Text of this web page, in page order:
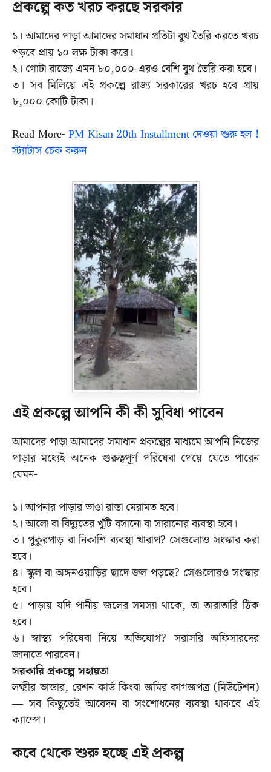
প্রকল্পে কত খরচ করছে সরকার
১। আমাদের পাড়া আমাদের সমাধান প্রতিটা বুথ তৈরি করতে খরচ
পড়বে প্রায় ১০ লক্ষ টাকা করে।
২। গোটা রাজ্যে এমন ৮০,০০০-এরও বেশি বুথ তৈরি করা হবে।
৩। সব মিলিয়ে এই প্রকল্পে রাজ্য সরকারের খরচ হবে প্রায়
৮,০০০ কোটি টাকা।
Read More-PM Kisan 20th Installment দেওয়া শুরু হল !
স্ট্যাটাস চেক করুন
এই প্রকল্পে আপনি কী কী সুবিধা পাবেন
আমাদের পাড়া আমাদের সমাধান প্রকল্পের মাধ্যমে আপনি নিজের
পাড়ার মধ্যেই অনেক গুরুত্বপূর্ণ পরিষেবা পেয়ে যেতে পারেন
যেমন-
১। আপনার পাড়ার ভাঙা রাস্তা মেরামত হবে।
২। আলো বা বিদ্যুতের খুঁটি বসানো বা সারানোর ব্যবস্থা হবে।
৩। পুকুরপাড় বা নিকাশি ব্যবস্থা খারাপ? সেগুলোও সংস্কার করা
হবে।
৪। স্কুল বা অঙ্গনওয়াড়ির ছাদে জল পড়ছে? সেগুলোরও সংস্কার
হবে।
৫। পাড়ায় যদি পানীয় জলের সমস্যা থাকে, তা তারাতারি ঠিক
হবে।
৬। স্বাস্থ্য পরিষেবা নিয়ে অভিযোগ? সরাসরি অফিসারদের
জানাতে পারবেন।
সরকারি প্রকল্পে সহায়তা
লক্ষ্মীর ভান্ডার, রেশন কার্ড কিংবা জমির কাগজপত্র (মিউটেশন)
— সব কিছুতেই আবেদন বা সংশোধনের ব্যবস্থা থাকবে এই
ক্যাম্পে।
কবে থেকে শুরু হচ্ছে এই প্রকল্প